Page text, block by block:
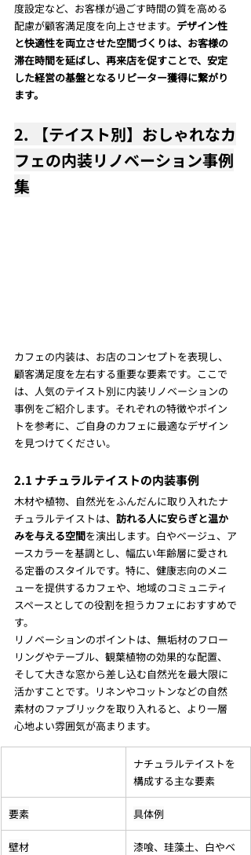
度設定など、お客様が過ごす時間の質を高める
配慮が顧客満足度を向上させます。 デザイン性
と快適性を両立させた空間づくりは、お客様の
滞在時間を延ばし、再来店を促すことで、安定
した経営の基盤となるリピーター獲得に繋がり
ます。
2. 【テイスト別】おしゃれなカ
フェの内装リノベーション事例
集
カフェの内装は、お店のコンセプトを表現し、
顧客満足度を左右する重要な要素です。ここで
は、人気のテイスト別に内装リノベーションの
事例をご紹介します。それぞれの特徴やポイン
トを参考に、ご自身のカフェに最適なデザイン
を見つけてください。
2.1 ナチュラルテイストの内装事例
木材や植物、自然光をふんだんに取り入れたナ
チュラルテイストは、 訪れる人に安らぎと温か
みを与える空間を演出します。白やベージュ、ア
ースカラーを基調とし、幅広い年齢層に愛され
る定番のスタイルです。特に、健康志向のメニ
ューを提供するカフェや、地域のコミュニティ
スペースとしての役割を担うカフェにおすすめで
す。
リノベーションのポイントは、無垢材のフロー
リングやテーブル、観葉植物の効果的な配置、
そして大きな窓から差し込む自然光を最大限に
活かすことです。リネンやコットンなどの自然
素材のファブリックを取り入れると、より一層
心地よい雰囲気が高まります。
ナチュラルテイストを
構成する主な要素
要素 具体例
壁材
漆喰、珪藻土、白やベ